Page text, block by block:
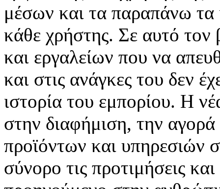
μέσων και τα παραπάνω τα
κάθε χρήστης. Σε αυτό
και εργαλείων που να
και στις ανάγκες του δεν
ιστορία του εμπορίου. Η
στην διαφήμιση, την
προϊόντων και υπηρεσιών
σύνορο τις προτιμήσεις